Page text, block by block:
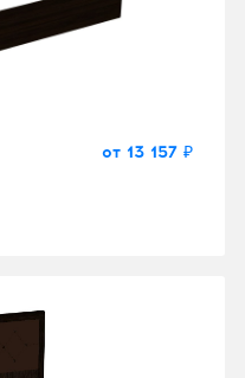
от 13 157 ₽